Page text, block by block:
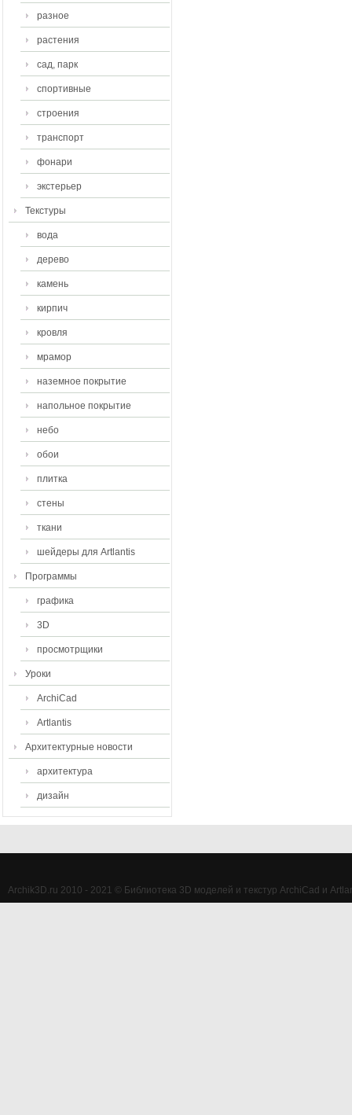
разное
растения
сад, парк
спортивные
строения
транспорт
фонари
экстерьер
Текстуры
вода
дерево
камень
кирпич
кровля
мрамор
наземное покрытие
напольное покрытие
небо
обои
плитка
стены
ткани
шейдеры для Artlantis
Программы
графика
3D
просмотрщики
Уроки
ArchiCad
Artlantis
Архитектурные новости
архитектура
дизайн
Archik3D.ru 2010 - 2021 © Библиотека 3D моделей и текстур ArchiCad и